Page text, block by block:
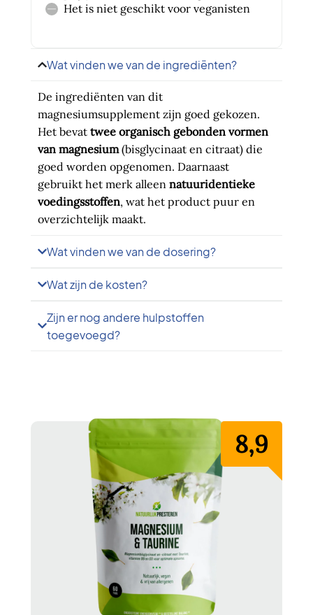
Het is niet geschikt voor veganisten
Wat vinden we van de ingrediënten?
De ingrediënten van dit
magnesiumsupplement zijn goed gekozen.
Het bevat twee organisch gebonden vormen
van magnesium(bisglycinaat en citraat) die
goed worden opgenomen. Daarnaast
gebruikt het merk alleen natuuridentieke
voedingsstoffen, wat het product puur en
overzichtelijk maakt.
Wat vinden we van de dosering?
Wat zijn de kosten?
Zijn er nog andere hulpstoffen
toegevoegd?
8,9